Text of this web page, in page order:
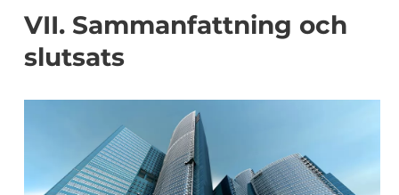
VII. Sammanfattning och
slutsats